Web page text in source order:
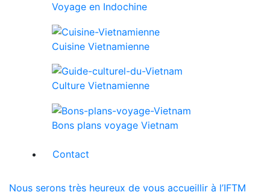
Voyage en Indochine
Cuisine Vietnamienne
Culture Vietnamienne
Bons plans voyage Vietnam
Contact
Nous serons très heureux de vous accueillir à l’IFTM